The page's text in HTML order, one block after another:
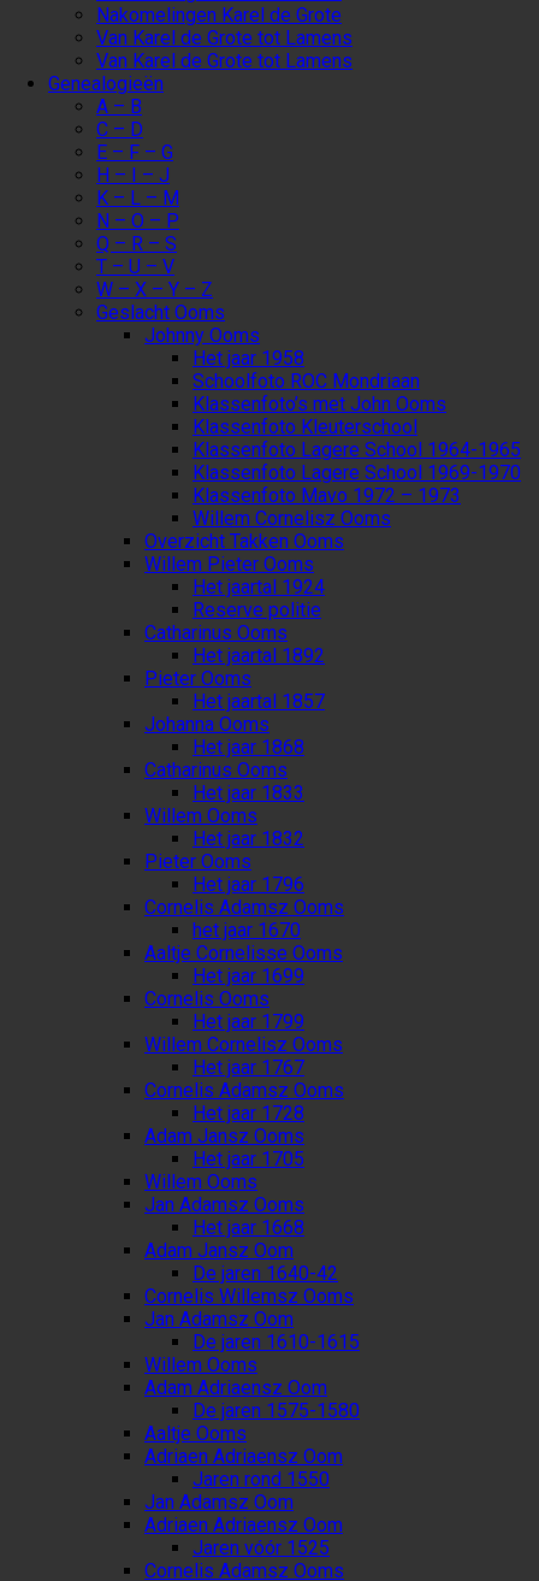
Nakomelingen Karel de Grote
Van Karel de Grote tot Lamens
Van Karel de Grote tot Lamens
Genealogieën
A – B
C – D
E – F – G
H – I – J
K – L – M
N – O – P
Q – R – S
T – U – V
W – X – Y – Z
Geslacht Ooms
Johnny Ooms
Het jaar 1958
Schoolfoto ROC Mondriaan
Klassenfoto’s met John Ooms
Klassenfoto Kleuterschool
Klassenfoto Lagere School 1964-1965
Klassenfoto Lagere School 1969-1970
Klassenfoto Mavo 1972 – 1973
Willem Cornelisz Ooms
Overzicht Takken Ooms
Willem Pieter Ooms
Het jaartal 1924
Reserve politie
Catharinus Ooms
Het jaartal 1892
Pieter Ooms
Het jaartal 1857
Johanna Ooms
Het jaar 1868
Catharinus Ooms
Het jaar 1833
Willem Ooms
Het jaar 1832
Pieter Ooms
Het jaar 1796
Cornelis Adamsz Ooms
het jaar 1670
Aaltje Cornelisse Ooms
Het jaar 1699
Cornelis Ooms
Het jaar 1799
Willem Cornelisz Ooms
Het jaar 1767
Cornelis Adamsz Ooms
Het jaar 1728
Adam Jansz Ooms
Het jaar 1705
Willem Ooms
Jan Adamsz Ooms
Het jaar 1668
Adam Jansz Oom
De jaren 1640-42
Cornelis Willemsz Ooms
Jan Adamsz Oom
De jaren 1610-1615
Willem Ooms
Adam Adriaensz Oom
De jaren 1575-1580
Aaltje Ooms
Adriaen Adriaensz Oom
Jaren rond 1550
Jan Adamsz Oom
Adriaen Adriaensz Oom
Jaren vóór 1525
Cornelis Adamsz Ooms